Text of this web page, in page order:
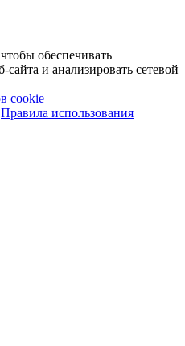
обеспечивать
и анализировать сетевой
cookie
Правила использования